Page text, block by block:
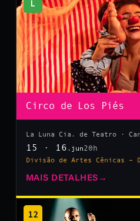
L
Circo de Los Piés
La Luna Cia. de Teatro ·
15 · 16 .jun20h
Divisão de Artes Cênicas –
MAIS DETALHES →
12